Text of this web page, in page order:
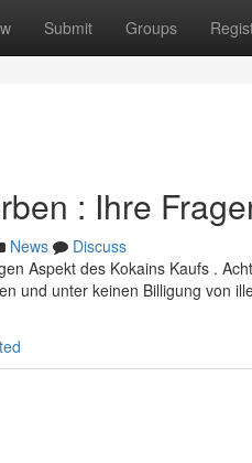
Submit Groups
: Ihre
News
Discuss
Aspekt des Kokains Kaufs .
und unter keinen Billigung von